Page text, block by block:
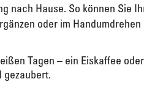
nach Hause. So können Sie
oder im
Tagen – ein Eiskaffee